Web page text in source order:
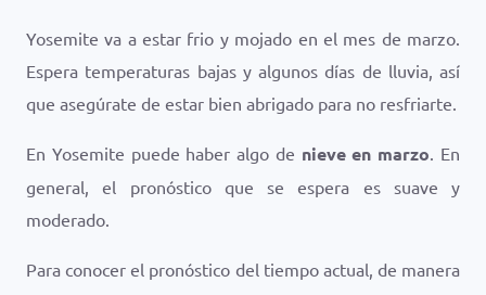
Yosemite va a estar frio y mojado en el mes de marzo.
Espera temperaturas bajas y algunos días de lluvia, así
que asegúrate de estar bien abrigado para no resfriarte.
En Yosemite puede haber algo de nieve en marzo. En
general, el pronóstico que se espera es suave y
moderado.
Para conocer el pronóstico del tiempo actual, de manera